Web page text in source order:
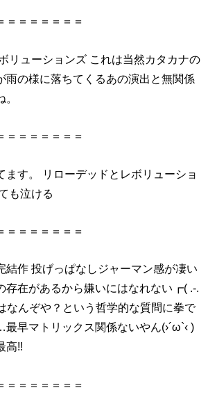
＝＝＝＝＝＝＝
リューションズ これは当然カタカナの
雨の様に落ちてくるあの演出と無関係
＝＝＝＝＝＝＝
ます。 リローデッドとレボリューショ
も泣ける
＝＝＝＝＝＝＝
結作 投げっぱなしジャーマン感が凄い
存在があるから嫌いにはなれない┏( .-.
なんぞや？という哲学的な質問に拳で
早マトリックス関係ないやん(›´ω`‹ )
高!!
＝＝＝＝＝＝＝